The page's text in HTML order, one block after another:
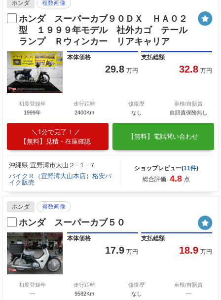
ホンダ 複数画像
ホンダ スーパーカブ９０ＤＸ ＨＡ０２
型 １９９９年モデル 社外カゴ テール
ランプ Ｒウィンカー リアキャリア
本体価格
29.8 万円
支払総額
32.8 万円
初度登録年
1999年
走行距離
2400Km
修復歴
なし
車検/自賠責
自賠責保険無し
1分で完了！
【無料】見積・在庫確認
【無料】電話問い合わせ
沖縄県 宜野湾市大山２−１−７
バイクＲ（宜野湾大山本店）格安バ
イク販売
ショップレビュー(11件)
総合評価: 4.8 点
ホンダ 複数画像
ホンダ スーパーカブ５０
本体価格
17.9 万円
支払総額
18.9 万円
初度登録年
—
走行距離
9582Km
修復歴
なし
車検/自賠責
―